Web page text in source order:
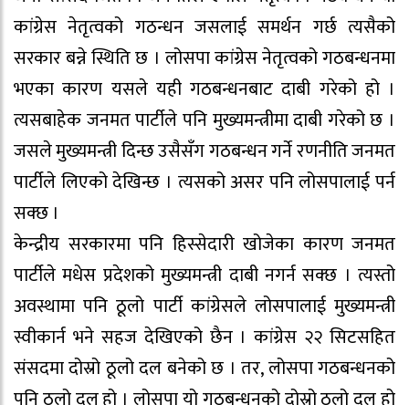
कांग्रेस नेतृत्वको गठन्धन जसलाई समर्थन गर्छ त्यसैको
सरकार बन्ने स्थिति छ । लोसपा कांग्रेस नेतृत्वको गठबन्धनमा
भएका कारण यसले यही गठबन्धनबाट दाबी गरेको हो ।
त्यसबाहेक जनमत पार्टीले पनि मुख्यमन्त्रीमा दाबी गरेको छ ।
जसले मुख्यमन्त्री दिन्छ उसैसँग गठबन्धन गर्ने रणनीति जनमत
पार्टीले लिएको देखिन्छ । त्यसको असर पनि लोसपालाई पर्न
सक्छ ।
केन्द्रीय सरकारमा पनि हिस्सेदारी खोजेका कारण जनमत
पार्टीले मधेस प्रदेशको मुख्यमन्त्री दाबी नगर्न सक्छ । त्यस्तो
अवस्थामा पनि ठूलो पार्टी कांग्रेसले लोसपालाई मुख्यमन्त्री
स्वीकार्न भने सहज देखिएको छैन । कांग्रेस २२ सिटसहित
संसदमा दोस्रो ठूलो दल बनेको छ । तर, लोसपा गठबन्धनको